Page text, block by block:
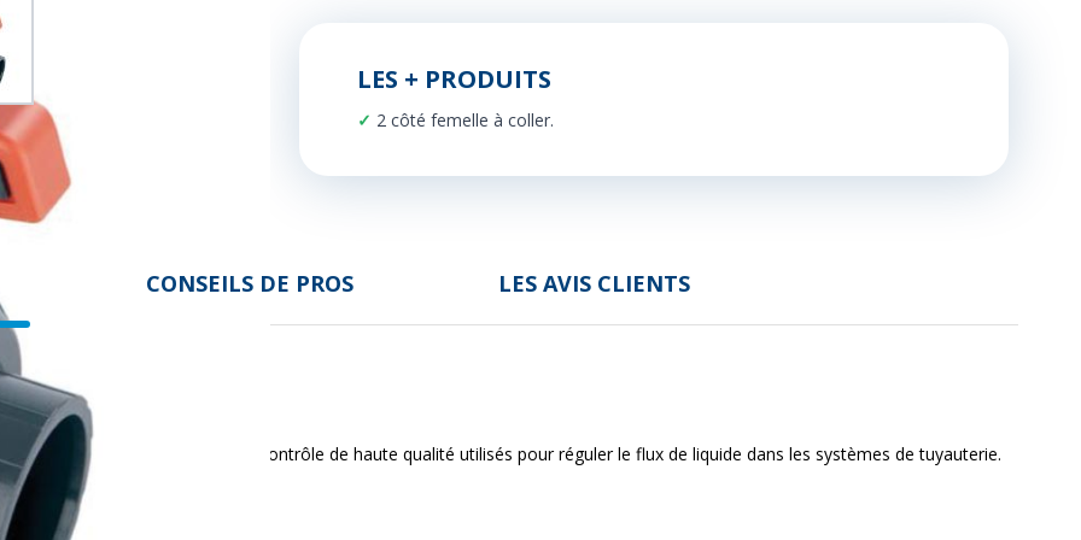
LES + PRODUITS
2 côté femelle à coller.
CONSEILS DE PROS LES AVIS CLIENTS
CEPEX sont des dispositifs de contrôle de haute qualité utilisés pour réguler le flux de liquide dans les systèmes de tuyauterie.